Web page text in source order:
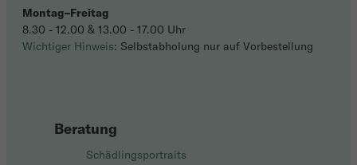
Beratung
Schädlingsportraits
Montag–Freitag
8.30 - 12.00 & 13.00 - 17.00 Uhr
Wichtiger Hinweis: Selbstabholung nur auf Vorbestellung